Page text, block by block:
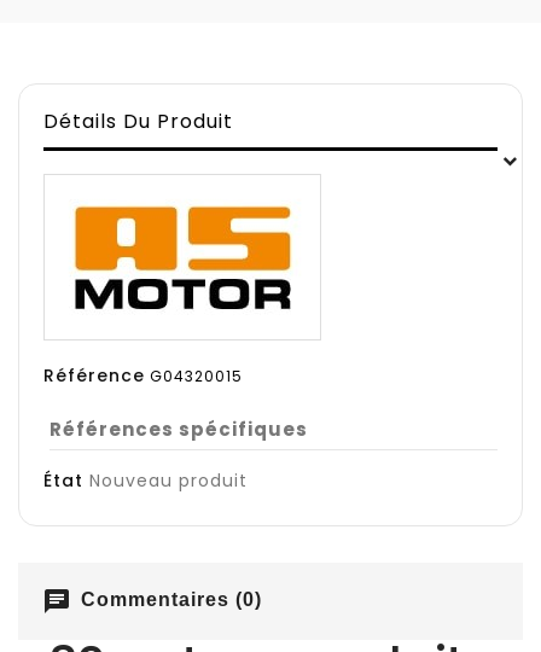
Détails Du Produit
Référence G04320015
Références spécifiques
État Nouveau produit
chat Commentaires (0)